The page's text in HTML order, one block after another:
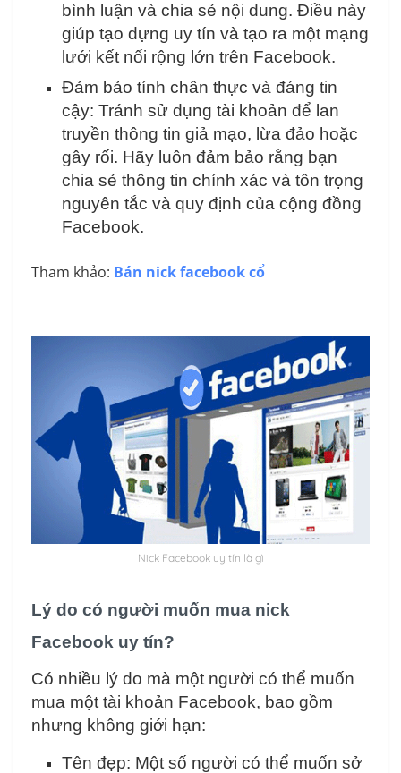
bình luận và chia sẻ nội dung. Điều này
giúp tạo dựng uy tín và tạo ra một mạng
lưới kết nối rộng lớn trên Facebook.
Đảm bảo tính chân thực và đáng tin
cậy: Tránh sử dụng tài khoản để lan
truyền thông tin giả mạo, lừa đảo hoặc
gây rối. Hãy luôn đảm bảo rằng bạn
chia sẻ thông tin chính xác và tôn trọng
nguyên tắc và quy định của cộng đồng
Facebook.
Tham khảo: Bán nick facebook cổ
Nick Facebook uy tín là gì
Lý do có người muốn mua nick
Facebook uy tín?
Có nhiều lý do mà một người có thể muốn
mua một tài khoản Facebook, bao gồm
nhưng không giới hạn:
Tên đẹp: Một số người có thể muốn sở